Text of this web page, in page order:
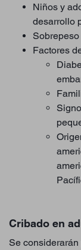
Niños y
desarrollo
Factores
Cribado en
Se